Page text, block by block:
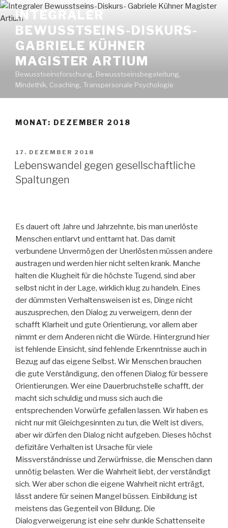
Zum
Inhalt
springen
INTEGRALER
BEWUSSTSEINS-DISKURS-
GABRIELE KÜHNER
MAGISTER ARTIUM
Bewusstseinsforschung, Bewusstseinsbegeleitung,
Mindethik, Coaching, Transpersonale Psychologie
MONAT: DEZEMBER 2018
VERÖFFENTLICHT
AM
17. DEZEMBER 2018
Lebenswandel gegen gesellschaftliche
Spaltungen
Es dauert oft Jahre und Jahrzehnte, bis man unerlöste
Menschen entlarvt und enttarnt hat. Das damit
verbundene Unvermögen der Unerlösten müssen andere
austragen und werden hier nicht selten krank. Manche
halten die Klugheit für die höchste Tugend, sind aber
selbst nicht in der Lage, wirklich klug zu handeln. Eines
der dümmsten Verhaltensweisen ist es, Dinge nicht
auszusprechen, den Dialog zu verweigern, denn der
schafft Klarheit und gute Orientierung, vor allem aber
nimmt er dem Anderen nicht die Würde. Hintergrund hier
ist fehlende Einsicht, sind fehlende Erkenntnisse auch in
Bezug auf das eigene Selbst. Wir Menschen brauchen
die gute Verständigung, den offenen Dialog für bessere
Orientierungen. Wer eine Dauerbruchstelle schafft, der
macht sich schuldig und muss sich auch die
entsprechenden Vorwürfe gefallen lassen. Wir haben es
nicht nur mit Gleichgesinnten zu tun, die Welt ist divers,
aber wir dürfen den Dialog nicht aufgeben. Dieses höchst
defizitäre Verhalten ist Ursache für viele
Missverständnisse und Zerwürfnisse, die Menschen dann
unnötig belasten. Wer die Wahrheit liebt, der verständigt
sich. Wer aber schon die eigene Wahrheit nicht erträgt,
lässt andere für seinen Mangel büssen. Einbildung ist
meistens das Gegenteil von Bildung. Die
Dialogverweigerung ist eine sehr dunkle Schattenseite